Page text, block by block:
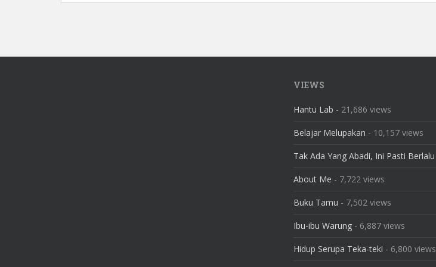
VIEWS
Hantu Lab - 21,686 views
Belajar Melupakan - 10,157 views
Tak Ada Yang Abadi, Ini Pasti Berlalu
About Me - 7,722 views
Buku Tamu - 7,502 views
Ibu-ibu Warung - 6,887 views
Hidup Serupa Teka-teki - 6,800 views